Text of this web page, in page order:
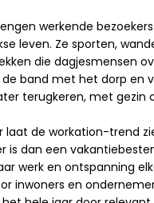
werkende
leven. Ze sporten,
die dagjesmensen
band met het dorp en
terugkeren, met gezin
laat de workation-trend
is dan een
werk en ontspanning
inwoners en